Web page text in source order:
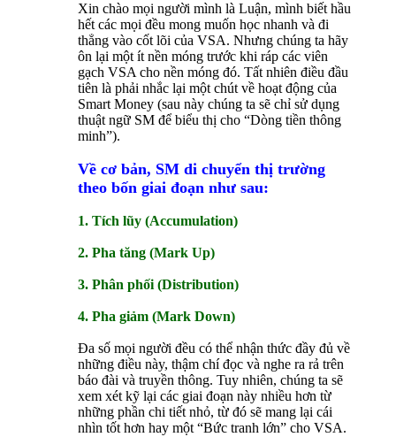
Xin chào mọi người mình là Luận, mình biết hầu
hết các mọi đều mong muốn học nhanh và đi
thẳng vào cốt lõi của VSA. Nhưng chúng ta hãy
ôn lại một ít nền móng trước khi ráp các viên
gạch VSA cho nền móng đó. Tất nhiên điều đầu
tiên là phải nhắc lại một chút về hoạt động của
Smart Money (sau này chúng ta sẽ chỉ sử dụng
thuật ngữ SM để biểu thị cho “Dòng tiền thông
minh”).
Về cơ bản, SM di chuyển thị trường
theo bốn giai đoạn như sau:
1. Tích lũy (Accumulation)
2. Pha tăng (Mark Up)
3. Phân phối (Distribution)
4. Pha giảm (Mark Down)
Đa số mọi người đều có thể nhận thức đầy đủ về
những điều này, thậm chí đọc và nghe ra rả trên
báo đài và truyền thông. Tuy nhiên, chúng ta sẽ
xem xét kỹ lại các giai đoạn này nhiều hơn từ
những phần chi tiết nhỏ, từ đó sẽ mang lại cái
nhìn tốt hơn hay một “Bức tranh lớn” cho VSA.